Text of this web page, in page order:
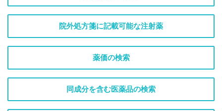
院外処方箋に記載可能な注射薬
薬価の検索
同成分を含む医薬品の検索